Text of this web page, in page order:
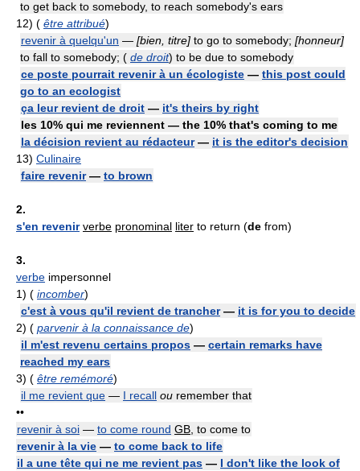
to get back to somebody, to reach somebody's ears
12) ( être attribué)
revenir à quelqu'un — [bien, titre] to go to somebody; [honneur]
to fall to somebody; ( de droit) to be due to somebody
ce poste pourrait revenir à un écologiste — this post could
go to an ecologist
ça leur revient de droit — it's theirs by right
les 10% qui me reviennent — the 10% that's coming to me
la décision revient au rédacteur— it is the editor's decision
13) Culinaire
faire revenir— to brown
2.
s'en revenir verbe pronominal liter to return (de from)
3.
verbe impersonnel
1) ( incomber)
c'est à vous qu'il revient de trancher— it is for you to decide
2) ( parvenir à la connaissance de)
il m'est revenu certains propos — certain remarks have
reached my ears
3) ( être remémoré)
il me revient que — I recall ou remember that
••
revenir à soi — to come round GB , to come to
revenir à la vie — to come back to life
il a une tête qui ne me revient pas — I don't like the look of